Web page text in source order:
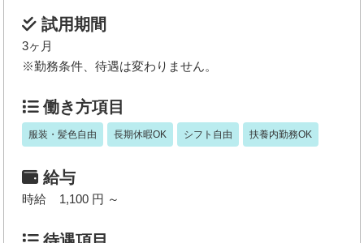
試用期間
3ヶ月
※勤務条件、待遇は変わりません。
働き方項目
服装・髪色自由 長期休暇OK シフト自由 扶養内勤務OK
給与
時給 1,100 円 ～